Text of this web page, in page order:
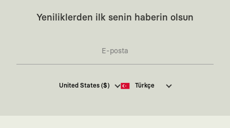
Yeniliklerden ilk senin haberin olsun
Kaft Tasarım Tekstil Sanayi ve Ticaret Anonim
United States ($) Türkçe